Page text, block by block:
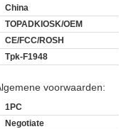
China
TOPADKIOSK/OEM
CE/FCC/ROSH
Tpk-F1948
voorwaarden:
1PC
Negotiate